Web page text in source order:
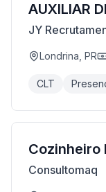
AUXILIAR
JY
Londrina, PR
CLT
Cozinheiro
Consultomaq